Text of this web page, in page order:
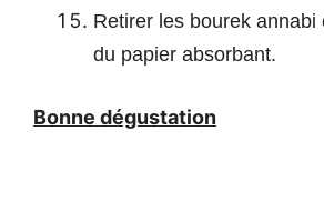
Retirer les bourek annabi
du papier absorbant.
Bonne dégustation